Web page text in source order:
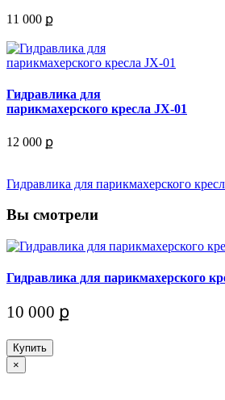
11 000 ք
Гидравлика для
парикмахерского кресла JX-01
12 000 ք
Гидравлика для парикмахерского
Вы смотрели
Гидравлика для парикмахерского
10 000 ք
Купить
×